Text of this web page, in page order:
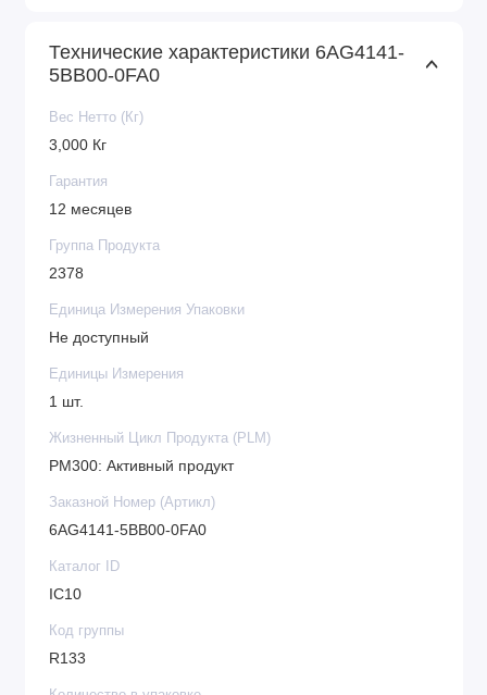
Технические характеристики 6AG4141-
5BB00-0FA0
Вес Нетто (Кг)
3,000 Кг
Гарантия
12 месяцев
Группа Продукта
2378
Единица Измерения Упаковки
Не доступный
Единицы Измерения
1 шт.
Жизненный Цикл Продукта (PLM)
PM300: Активный продукт
Заказной Номер (Артикл)
6AG4141-5BB00-0FA0
Каталог ID
IC10
Код группы
R133